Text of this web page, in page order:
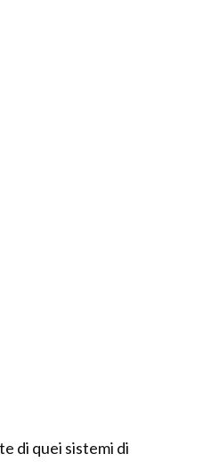
di quei sistemi di